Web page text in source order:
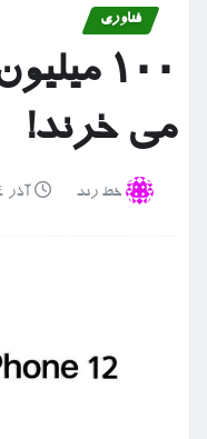
فناوری
می خرند!
خط رند آذر ۴, ۱۳۹۸